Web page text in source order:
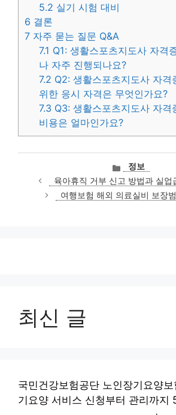
5.2 실기 시험 대비
6 결론
7 자주 묻는 질문 Q&A
7.1 Q1: 생활스포츠지도사 자격
나 자주 진행되나요?
7.2 Q2: 생활스포츠지도사 자격
위한 응시 자격은 무엇인가요?
7.3 Q3: 생활스포츠지도사 자격
비용은 얼마인가요?
카
테
고
리
정보
육아휴직 거부 신고 방법과 실업
여행보험 해외 의료실비 보장
최신 글
국민건강보험공단 노인장기요양
기요양 서비스 신청부터 관리까지